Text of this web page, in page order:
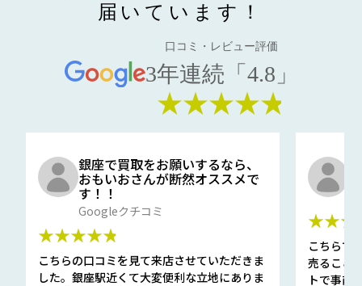
届いています！
口コミ・レビュー評価
3年連続「4.8」
★★★★★
銀座で買取をお願いするなら、
おもいおさんが断然オススメで
す！！
Googleクチコミ
★★★★★
こちらの口コミを見て来店させていただきま
した。銀座駅近くて大変便利な立地にありま
こちらで
売ること
トで事前